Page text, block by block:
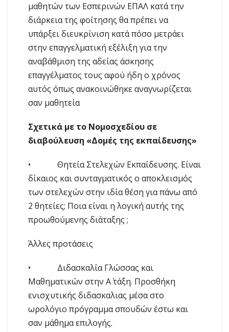
μαθητών των Εσπερινών ΕΠΑΛ κατά την
διάρκεια της φοίτησης θα πρέπει να
υπάρξει διευκρίνιση κατά πόσο μετράει
στην επαγγελματική εξέλιξη για την
αναβάθμιση της αδείας άσκησης
επαγγέλματος τους αφού ήδη ο χρόνος
αυτός όπως ανακοινώθηκε αναγνωρίζεται
σαν μαθητεία
Σχετικά με το Νομοσχεδίου σε
διαβούλευση «Δομές της εκπαίδευσης»
• Θητεία Στελεχών Εκπαίδευσης. Είναι
δίκαιος και συνταγματικός ο αποκλεισμός
των στελεχών στην ιδία θέση για πάνω από
2 θητείες; Ποια είναι η λογική αυτής της
προωθούμενης διάταξης ;
Άλλες προτάσεις
• Διδασκαλία Γλώσσας και
Μαθηματικών στην Α΄ τάξη. Προσθήκη
ενισχυτικής διδασκαλιας μέσα στο
ωρολόγιο πρόγραμμα σπουδών έστω και
σαν μάθημα επιλογής.